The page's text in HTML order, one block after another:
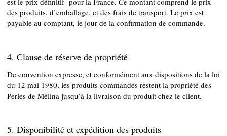
des produits, d’emballage, et des frais de transport. Le prix est
payable au comptant, le jour de la confirmation de commande.
4. Clause de réserve de propriété
De convention expresse, et conformément aux dispositions de la loi
du 12 mai 1980, les produits commandés restent la propriété des
Perles de Mélina jusqu’à la livraison du produit chez le client.
5. Disponibilité et expédition des produits